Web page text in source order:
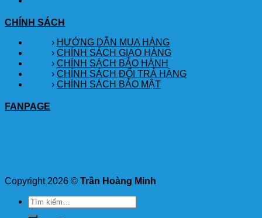
CHÍNH SÁCH
› HƯỚNG DẪN MUA HÀNG
› CHÍNH SÁCH GIAO HÀNG
› CHÍNH SÁCH BẢO HÀNH
› CHÍNH SÁCH ĐỔI TRẢ HÀNG
› CHÍNH SÁCH BẢO MẬT
FANPAGE
Copyright 2026 © Trần Hoàng Minh
Tìm
kiếm: